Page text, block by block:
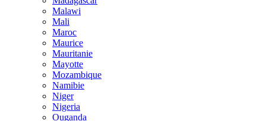
Malawi
Mali
Maroc
Maurice
Mauritanie
Mayotte
Mozambique
Namibie
Niger
Nigeria
Ouganda